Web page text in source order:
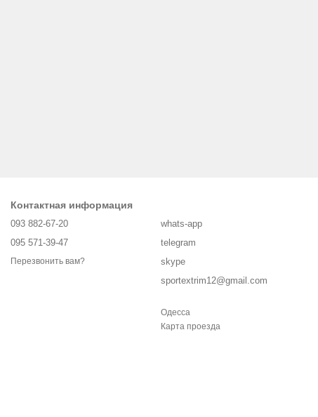
Контактная информация
093 882-67-20
095 571-39-47
Перезвонить вам?
whats-app
telegram
skype
sportextrim12@gmail.com
Одесса
Карта проезда